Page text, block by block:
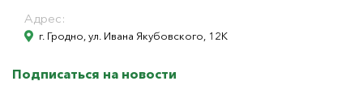
Адрес:
г. Гродно, ул. Ивана Якубовского, 12К
Подписаться на новости